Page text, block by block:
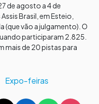
de agosto a 4 de
Brasil, em Esteio,
(que vão a julgamento). O
participaram 2.825.
mais de 20 pistas para
Expo-feiras